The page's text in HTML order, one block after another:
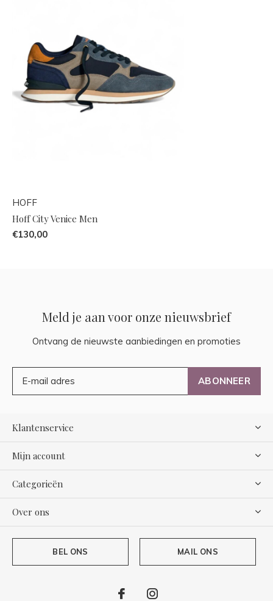
HOFF
Hoff City Venice Men
€130,00
Meld je aan voor onze nieuwsbrief
Ontvang de nieuwste aanbiedingen en promoties
ABONNEER
Klantenservice
Mijn account
Categorieën
Over ons
BEL ONS MAIL ONS